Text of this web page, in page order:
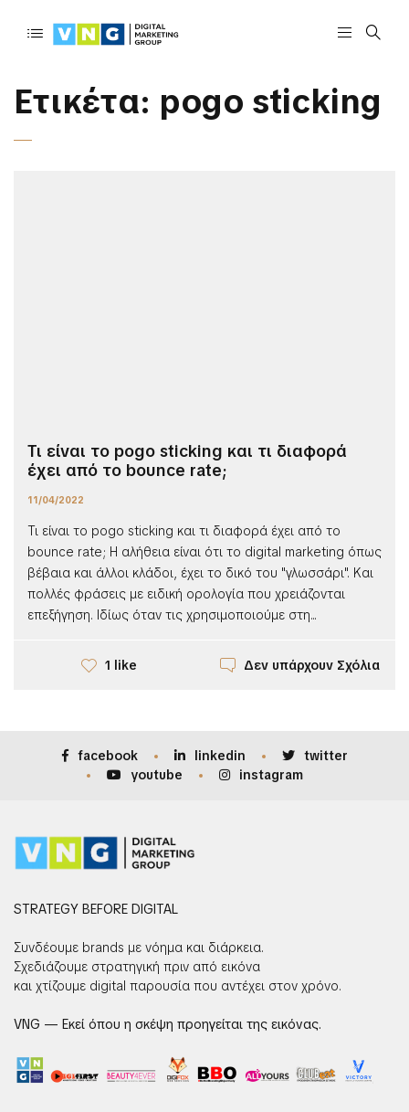
Ετικέτα: pogo sticking
Τι είναι το pogo sticking και τι διαφορά
έχει από το bounce rate;
11/04/2022
Τι είναι το pogo sticking και τι διαφορά έχει από το
bounce rate; Η αλήθεια είναι ότι το digital marketing όπως
βέβαια και άλλοι κλάδοι, έχει το δικό του "γλωσσάρι". Και
πολλές φράσεις με ειδική ορολογία που χρειάζονται
επεξήγηση. Ιδίως όταν τις χρησιμοποιούμε στη...
1 like Δεν υπάρχουν Σχόλια
facebook linkedin
twitter
youtube
instagram
STRATEGY BEFORE DIGITAL
Συνδέουμε brands με νόημα και διάρκεια.
Σχεδιάζουμε στρατηγική πριν από εικόνα
και χτίζουμε digital παρουσία που αντέχει στον χρόνο.
VNG — Εκεί όπου η σκέψη προηγείται της εικόνας.